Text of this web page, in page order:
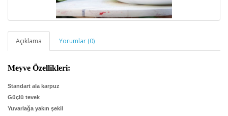
Açıklama Yorumlar (0)
Meyve Özellikleri:
Standart ala karpuz
Güçlü tevek
Yuvarlağa yakın şekil